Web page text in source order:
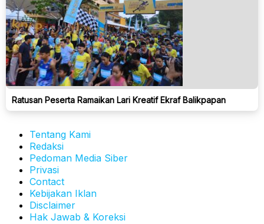
Ratusan Peserta Ramaikan Lari Kreatif Ekraf Balikpapan
Tentang Kami
Redaksi
Pedoman Media Siber
Privasi
Contact
Kebijakan Iklan
Disclaimer
Hak Jawab & Koreksi